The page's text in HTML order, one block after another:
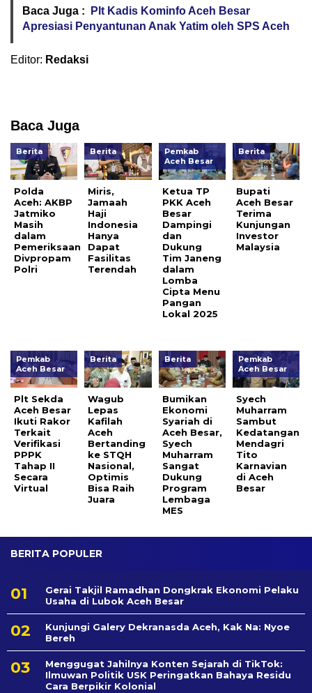
Baca Juga :
Plt Kadis Kominfo Aceh Besar
Apresiasi Penyantunan Anak Yatim oleh SPS Aceh
Editor: Redaksi
Baca Juga
Berita
Polda
Aceh: AKBP
Jatmiko
Masih
dalam
Pemeriksaan
Divpropam
Polri
Berita
Miris,
Jamaah
Haji
Indonesia
Hanya
Dapat
Fasilitas
Terendah
Pemkab
Aceh Besar
Ketua TP
PKK Aceh
Besar
Dampingi
dan
Dukung
Tim Janeng
dalam
Lomba
Cipta Menu
Pangan
Lokal 2025
Berita
Bupati
Aceh Besar
Terima
Kunjungan
Investor
Malaysia
Pemkab
Aceh Besar
Plt Sekda
Aceh Besar
Ikuti Rakor
Terkait
Verifikasi
PPPK
Tahap II
Secara
Virtual
Berita
Wagub
Lepas
Kafilah
Aceh
Bertanding
ke STQH
Nasional,
Optimis
Bisa Raih
Juara
Berita
Bumikan
Ekonomi
Syariah di
Aceh Besar,
Syech
Muharram
Sangat
Dukung
Program
Lembaga
MES
Pemkab
Aceh Besar
Syech
Muharram
Sambut
Kedatangan
Mendagri
Tito
Karnavian
di Aceh
Besar
BERITA POPULER
Gerai Takjil Ramadhan Dongkrak Ekonomi Pelaku
Usaha di Lubok Aceh Besar
Kunjungi Galery Dekranasda Aceh, Kak Na: Nyoe
Bereh
Menggugat Jahilnya Konten Sejarah di TikTok:
Ilmuwan Politik USK Peringatkan Bahaya Residu
Cara Berpikir Kolonial